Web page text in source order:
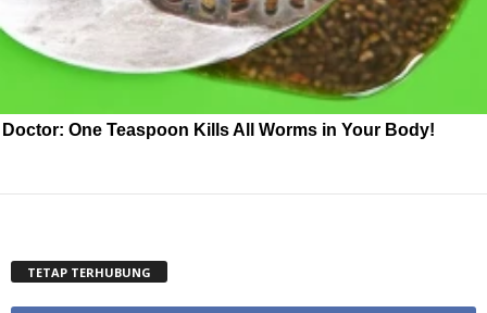
Doctor: One Teaspoon Kills All Worms in Your Body!
TETAP TERHUBUNG